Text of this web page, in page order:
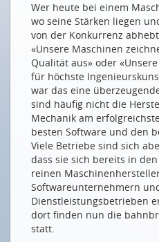
Wer jetzt nicht smart wird,
INTERVIEW: DER DIGITALE
Die Schweiz muss Tempo
La Suisse doit mettre les
PRODUKTIONSWIRTSCHAFT
In der Schweiz heisst es
Die richtigen Weichen
Schlanker, schneller, besser
Frau Merkel und die fleissige
Industrie 4.0 im Reich des
GESUNDHEIT DIGITAL
Wer heute bei einem
wo seine Stärken liegen
von der Konkurrenz
«Unsere Maschinen
Qualität aus» oder
für höchste
war das eine
sind häufig nicht die
Mechanik am
besten Software und den
Viele Betriebe sind sich
dass sie sich bereits in
reinen
Softwareunternehmern
Dienstleistungsbetrieben
dort finden nun die
statt.